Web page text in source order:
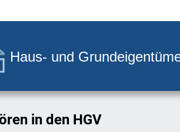
Haus- und
in den HGV